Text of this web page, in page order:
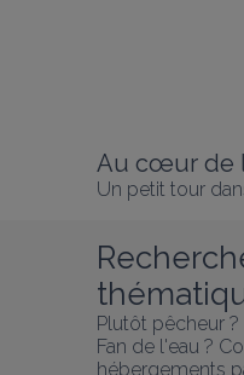
Au cœur de
Un petit tour
Plutôt pêcheur
Fan de l'eau ?
hébergements